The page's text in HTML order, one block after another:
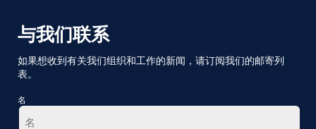
与我们联系
如果想收到有关我们组织和工作的新闻，请订阅我们的邮寄列
表。
名